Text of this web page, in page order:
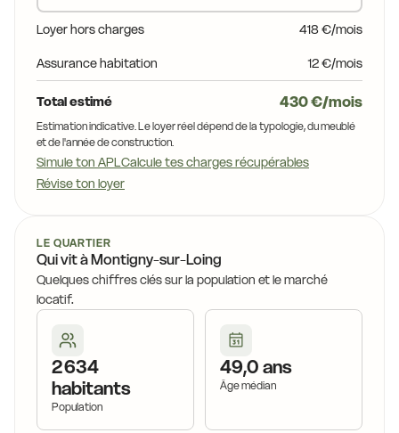
Loyer hors charges 418 €/mois
Assurance habitation 12 €/mois
Total estimé 430 €/mois
Estimation indicative. Le loyer réel dépend de la typologie, du meublé
et de l'année de construction.
Simule ton APLCalcule tes charges récupérables
Révise ton loyer
LE QUARTIER
Qui vit à Montigny-sur-Loing
Quelques chiffres clés sur la population et le marché
locatif.
2 634
habitants
Population
49,0 ans
Âge médian